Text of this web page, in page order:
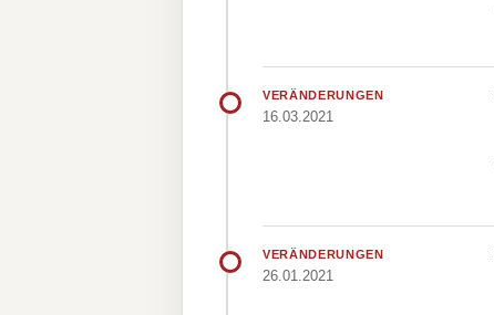
VERÄNDERUNGEN
16.03.2021
VERÄNDERUNGEN
26.01.2021